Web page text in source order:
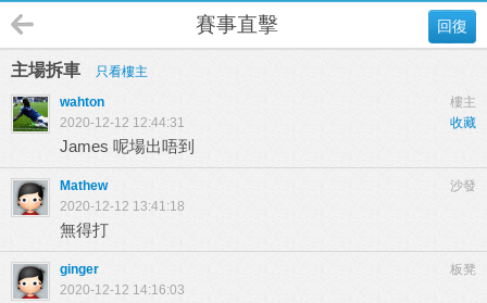
回復
賽事直擊
主場拆車
只看樓主
樓主
wahton
收藏
2020-12-12 12:44:31
James 呢場出唔到
沙發
Mathew
2020-12-12 13:41:18
無得打
板凳
ginger
2020-12-12 14:16:03